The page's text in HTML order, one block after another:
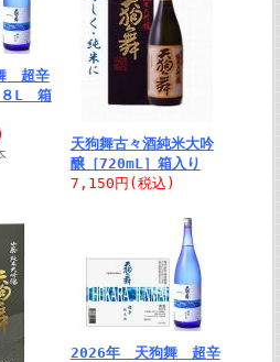
超辛
８L 箱
天狗舞古々酒純米大吟
醸［720mL］箱入り
7,150円 (税込)
2026年 天狗舞 超辛